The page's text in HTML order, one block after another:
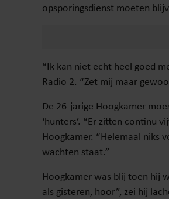
opsporingsdienst moeten
“Ik kan niet echt heel goed
Radio 2. “Zet mij maar
De 26-jarige Hoogkamer
‘hunters’. “Er zitten continu
Hoogkamer. “Helemaal niks
wachten staat.”
Hoogkamer was blij toen hij
als gisteren, hoor”, zei hij